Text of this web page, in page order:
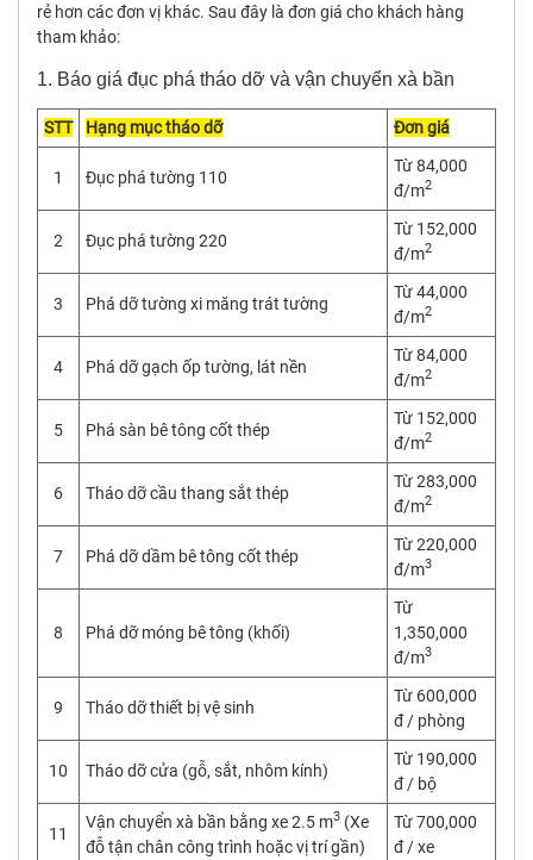
rẻ hơn các đơn vị khác. Sau đây là đơn giá cho khách hàng
tham khảo:
1. Báo giá đục phá tháo dỡ và vận chuyển xà bần
STT Hạng mục tháo dỡ Đơn giá
1 Đục phá tường 110
Từ 84,000
đ/m2
2 Đục phá tường 220
Từ 152,000
đ/m2
3 Phá dỡ tường xi măng trát tường
Từ 44,000
đ/m2
4 Phá dỡ gạch ốp tường, lát nền
Từ 84,000
đ/m2
5 Phá sàn bê tông cốt thép
Từ 152,000
đ/m2
6 Tháo dỡ cầu thang sắt thép
Từ 283,000
đ/m2
7 Phá dỡ dầm bê tông cốt thép
Từ 220,000
đ/m3
8 Phá dỡ móng bê tông (khối)
Từ
1,350,000
đ/m3
9 Tháo dỡ thiết bị vệ sinh
Từ 600,000
đ / phòng
10 Tháo dỡ cửa (gỗ, sắt, nhôm kính)
Từ 190,000
đ / bộ
11
Vận chuyển xà bần bằng xe 2.5 m3 (Xe
đỗ tận chân công trình hoặc vị trí gần)
Từ 700,000
đ / xe